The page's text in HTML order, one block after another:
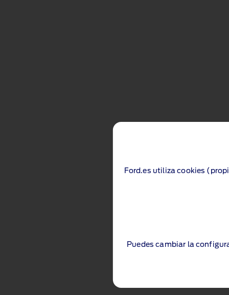
Ford.es utiliza cookies
Puedes cambiar la